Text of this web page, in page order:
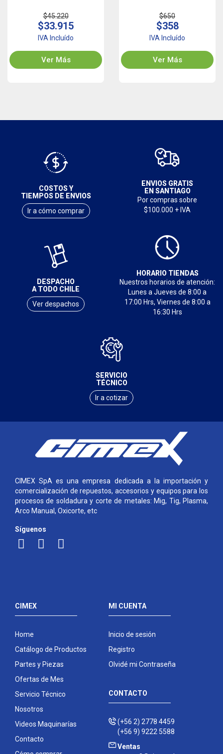
$45.220
$33.915
IVA Incluído
Ver Más
$650
$358
IVA Incluído
Ver Más
COSTOS Y
TIEMPOS DE ENVIOS
Ir a cómo comprar
ENVIOS GRATIS
EN SANTIAGO
Por compras sobre
$100.000 + IVA
DESPACHO
A TODO CHILE
Ver despachos
HORARIO TIENDAS
Nuestros horarios de atención:
Lunes a Jueves de 8:00 a
17:00 Hrs, Viernes de 8:00 a
16:30 Hrs
SERVICIO
TÉCNICO
Ir a cotizar
CIMEX SpA es una empresa dedicada a la importación y
comercialización de repuestos, accesorios y equipos para los
procesos de soldadura y corte de metales: Mig, Tig, Plasma,
Arco Manual, Oxicorte, etc
Síguenos
CIMEX
Home
Catálogo de Productos
Partes y Piezas
Ofertas de Mes
Servicio Técnico
Nosotros
Videos Maquinarías
Contacto
MI CUENTA
Inicio de sesión
Registro
Olvidé mi Contraseña
CONTACTO
(+56 2) 2778 4459
(+56 9) 9222 5588
Ventas